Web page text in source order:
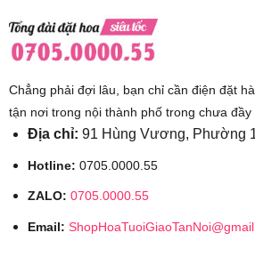
Chẳng phải đợi lâu, bạn chỉ cần điện đặt
tận nơi trong nội thành phố trong chưa đầy
Địa chỉ: 91 Hùng Vương, Phường
Hotline: 0705.0000.55
ZALO: 0705.0000.55
Email: